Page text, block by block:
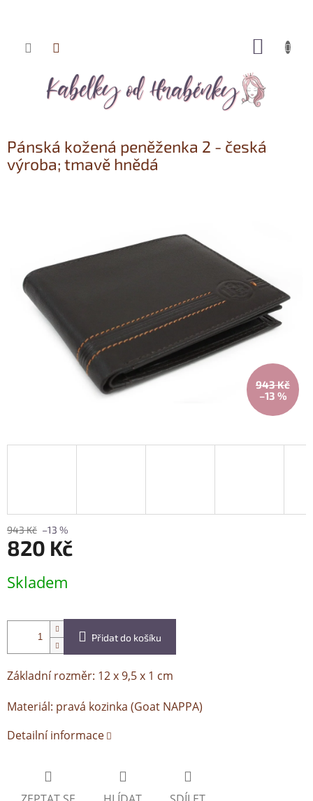
Přejít
Pánská kožená peněženka 2 - česká
výroba; tmavě hnědá
943 Kč
–13 %
943 Kč –13 %
820 Kč
cena:
Skladem
Přidat do košíku
Základní rozměr: 12 x 9,5 x 1 cm
Materiál: pravá kozinka (Goat NAPPA)
Detailní informace